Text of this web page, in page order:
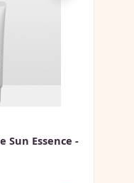
Sun Essence -